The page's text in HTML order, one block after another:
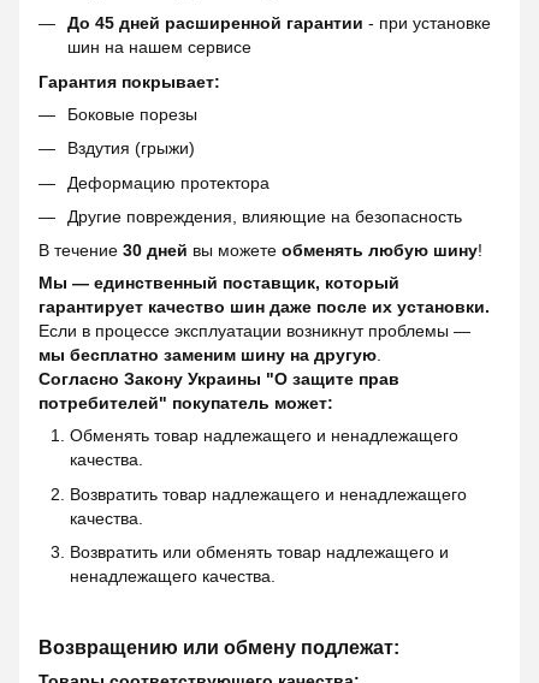
До 45 дней расширенной гарантии - при установке
шин на нашем сервисе
Гарантия покрывает:
Боковые порезы
Вздутия (грыжи)
Деформацию протектора
Другие повреждения, влияющие на безопасность
В течение 30 дней вы можете обменять любую шину!
Мы — единственный поставщик, который
гарантирует качество шин даже после их установки.
Если в процессе эксплуатации возникнут проблемы —
мы бесплатно заменим шину на другую.
Согласно Закону Украины "О защите прав
потребителей" покупатель может:
Обменять товар надлежащего и ненадлежащего
качества.
Возвратить товар надлежащего и ненадлежащего
качества.
Возвратить или обменять товар надлежащего и
ненадлежащего качества.
Возвращению или обмену подлежат: